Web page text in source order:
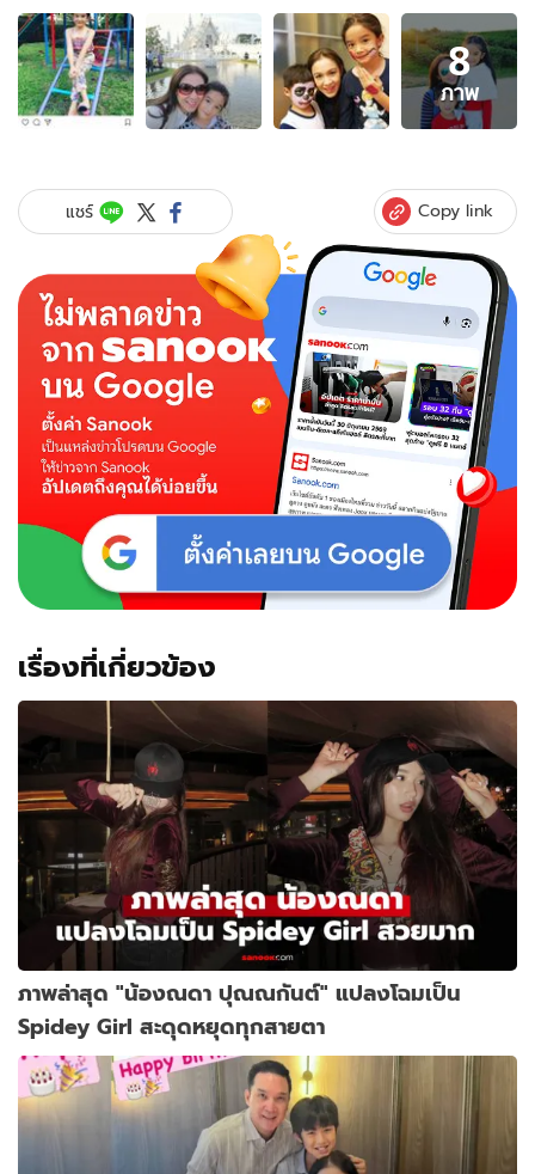
อัลบั้ม
ภาพ
8
ภาพ
ของ
วนันท์
แอบ
หาย
เบาๆ
โพสต์
ของ
ลูกสาว
น้อง
ณดา
8
ภาพ
แชร์ Copy link
เรื่องที่เกี่ยวข้อง
ภาพล่าสุด "น้องณดา ปุณณกันต์" แปลงโฉมเป็น
Spidey Girl สะดุดหยุดทุกสายตา